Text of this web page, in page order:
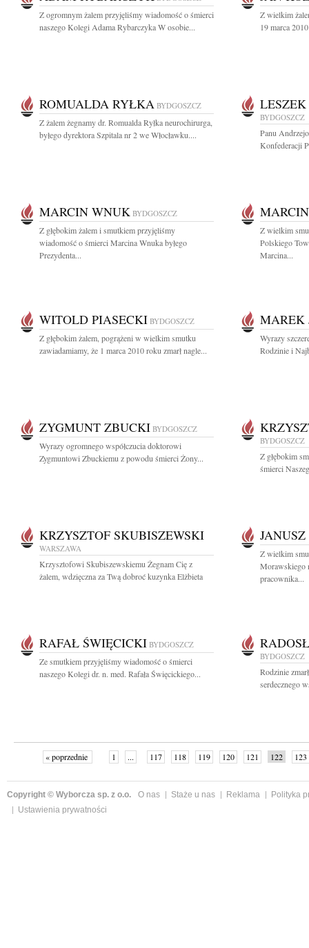
Z ogromnym żalem przyjęliśmy wiadomość o śmierci
naszego Kolegi Adama Rybarczyka W osobie...
Z wielkim
19 marca
ROMUALDA RYŁKA BYDGOSZCZ
Z żalem żegnamy dr. Romualda Ryłka neurochirurga,
byłego dyrektora Szpitala nr 2 we Włocławku....
BYDGOSZCZ
Panu
Konfederacji
MARCIN WNUK BYDGOSZCZ
Z głębokim żalem i smutkiem przyjęliśmy
wiadomość o śmierci Marcina Wnuka byłego
Prezydenta...
Z wielkim
Polskiego
Marcina...
WITOLD PIASECKI BYDGOSZCZ
Z głębokim żalem, pogrążeni w wielkim smutku
zawiadamiamy, że 1 marca 2010 roku zmarł nagle...
MAREK
Wyrazy
Rodzinie i
ZYGMUNT ZBUCKI BYDGOSZCZ
Wyrazy ogromnego współczucia doktorowi
Zygmuntowi Zbuckiemu z powodu śmierci Żony...
BYDGOSZCZ
Z głębokim
śmierci
KRZYSZTOF SKUBISZEWSKI
WARSZAWA
Krzysztofowi Skubiszewskiemu Żegnam Cię z
żalem, wdzięczna za Twą dobroć kuzynka Elżbieta
Z wielkim
Morawskiego
pracownika...
RAFAŁ ŚWIĘCICKI BYDGOSZCZ
Ze smutkiem przyjęliśmy wiadomość o śmierci
naszego Kolegi dr. n. med. Rafała Święcickiego...
BYDGOSZCZ
Rodzinie
serdecznego
« poprzednie 1 ... 117 118 119 120 121 122 123
Copyright © Wyborcza sp. z o.o. O nas Staże u nas Reklama
Polityka
Ustawienia prywatności